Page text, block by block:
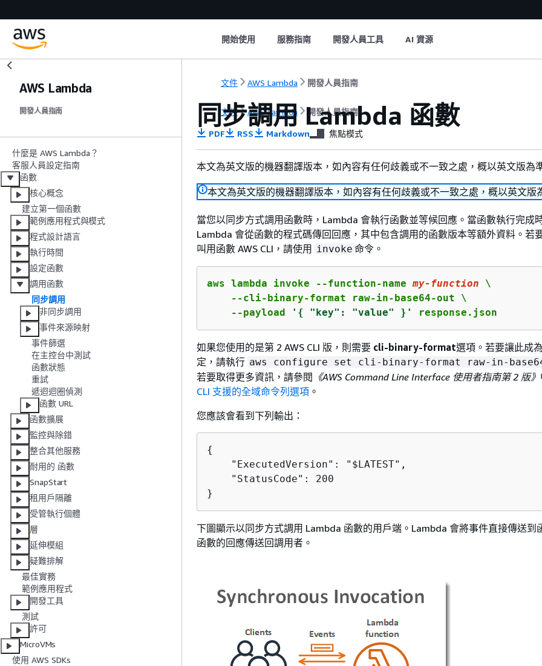
開始使用 服務指南 開發人員工具 AI 資源
AWS Lambda
開發人員指南
什麼是 AWS Lambda？
客服人員設定指南
函數
核心概念
建立第一個函數
範例應用程式與模式
程式設計語言
執行時間
設定函數
調用函數
同步調用
非同步調用
事件來源映射
事件篩選
在主控台中測試
函數狀態
重試
遞迴迴圈偵測
函數 URL
函數擴展
監控與除錯
整合其他服務
耐用的 函數
SnapStart
租用戶隔離
受管執行個體
層
延伸模組
疑難排解
最佳實務
範例應用程式
開發工具
測試
許可
MicroVMs
使用 AWS SDKs
文件 AWS Lambda 開發人員指南
文件 AWS Lambda 開發人員指南
同步調用 Lambda 函數
PDF RSS Markdown 焦點模式
本文為英文版的機器翻譯版本，如內容有任何歧義或不一致之處，概以英文版為
本文為英文版的機器翻譯版本，如內容有任何歧義或不一致之處，概以英文版
當您以同步方式調用函數時，Lambda 會執行函數並等候回應。當函數執行完成
Lambda 會從函數的程式碼傳回回應，其中包含調用的函數版本等額外資料。若
叫用函數 AWS CLI，請使用 invoke 命令。
aws lambda invoke --function-name my-function \
    --cli-binary-format raw-in-base64-out \
    --payload
' { "key": "value" }' response.json
如果您使用的是第 2 AWS CLI 版，則需要 cli-binary-format選項。若要讓此成
定，請執行 aws configure set cli-binary-format raw-in-
若要取得更多資訊，請參閱 《AWS Command Line Interface 使用者指南第 2 版》
CLI 支援的全域命令列選項 。
您應該會看到下列輸出：
{
    "ExecutedVersion": "$LATEST",
    "StatusCode": 200
}
下圖顯示以同步方式調用 Lambda 函數的用戶端。Lambda 會將事件直接傳送到
函數的回應傳送回調用者。